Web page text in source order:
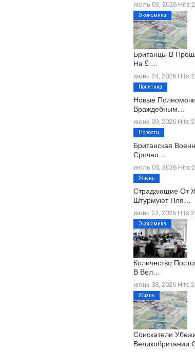
июль 03, 2026
Британцы В
На £ …
июнь 24, 2026
Экономика
Новые
Враждебным…
июнь 09, 2026
Политика
Британская
Срочно…
июль 05, 2026
Новости
Страдающие От
Штурмуют Пля…
июнь 23, 2026
Жизнь
Количество
В Вел…
июнь 08, 2026
Экономика
Соискатели
Великобритании
Жизнь